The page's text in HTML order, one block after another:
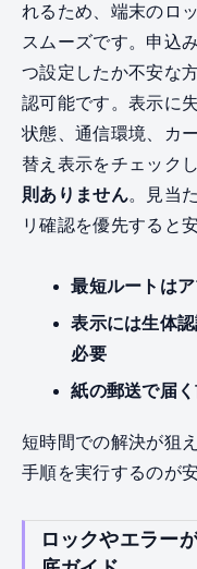
れるため、端末のロ
スムーズです。申込
つ設定したか不安な
認可能です。表示に
状態、通信環境、カ
替え表示をチェック
則ありません。見当
リ確認を優先すると
最短ルートは
表示には生体
必要
紙の郵送で届
短時間での解決が狙
手順を実行するのが
ロックやエラー